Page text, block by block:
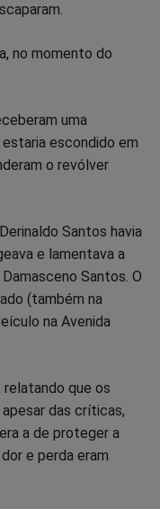
no momento do
uma
escondido em
o revólver
Santos havia
e lamentava a
Santos. O
(também na
na Avenida
relatando que os
das críticas,
a de proteger a
e perda eram